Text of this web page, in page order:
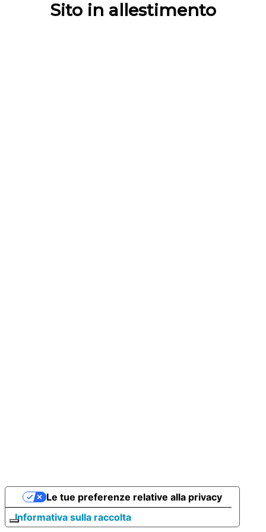
Sito in allestimento
Informativa sulla raccolta
Le tue preferenze relative alla privacy